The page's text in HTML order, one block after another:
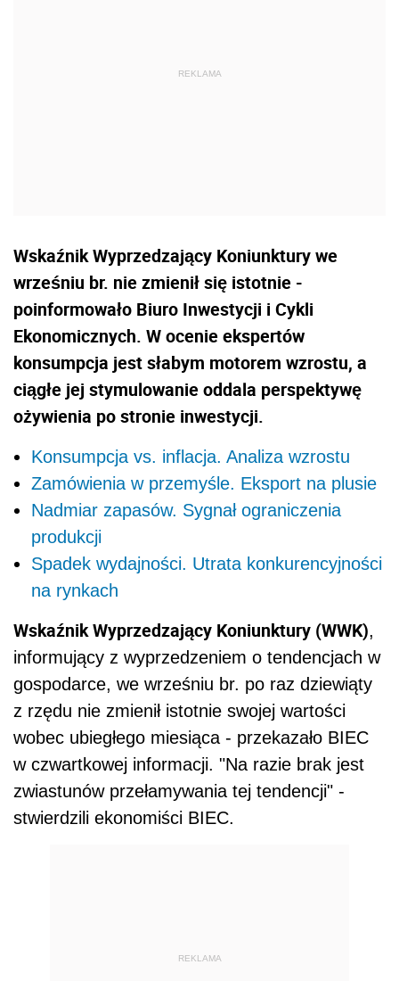
Wskaźnik Wyprzedzający Koniunktury we
wrześniu br. nie zmienił się istotnie -
poinformowało Biuro Inwestycji i Cykli
Ekonomicznych. W ocenie ekspertów
konsumpcja jest słabym motorem wzrostu, a
ciągłe jej stymulowanie oddala perspektywę
ożywienia po stronie inwestycji.
Konsumpcja vs. inflacja. Analiza wzrostu
Zamówienia w przemyśle. Eksport na plusie
Nadmiar zapasów. Sygnał ograniczenia
produkcji
Spadek wydajności. Utrata konkurencyjności
na rynkach
Wskaźnik Wyprzedzający Koniunktury (WWK),
informujący z wyprzedzeniem o tendencjach w
gospodarce, we wrześniu br. po raz dziewiąty
z rzędu nie zmienił istotnie swojej wartości
wobec ubiegłego miesiąca - przekazało BIEC
w czwartkowej informacji. "Na razie brak jest
zwiastunów przełamywania tej tendencji" -
stwierdzili ekonomiści BIEC.
REKLAMA